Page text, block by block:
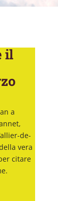
il
a
de-
vera
citare